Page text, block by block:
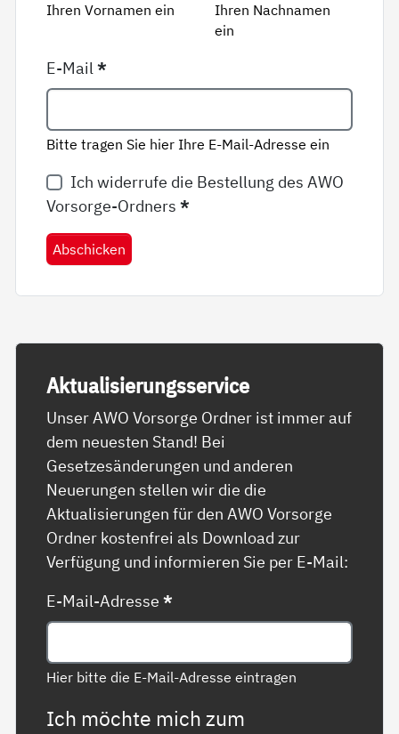
Ihren Vornamen ein
Ihren Nachnamen
ein
E-Mail*
Bitte tragen Sie hier Ihre E-Mail-Adresse ein
Ich widerrufe die Bestellung des AWO
Vorsorge-Ordners*
Abschicken
Ak­tua­li­sie­rungs­ser­vice
Unser AWO Vorsorge Ordner ist immer auf
dem neuesten Stand! Bei
Gesetzesänderungen und anderen
Neuerungen stellen wir die die
Aktualisierungen für den AWO Vorsorge
Ordner kostenfrei als Download zur
Verfügung und informieren Sie per E-Mail:
E-Mail-Adresse*
Hier bitte die E-Mail-Adresse eintragen
Ich möchte mich zum